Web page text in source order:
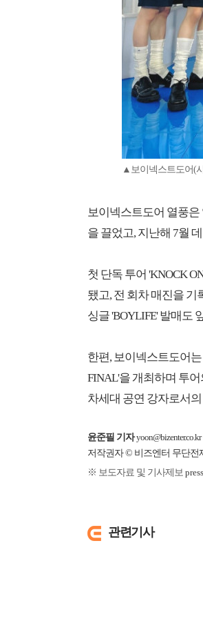
▲보이넥스트도어(
보이넥스트도어 열풍은
을 끌었고, 지난해 7월
첫 단독 투어 'KNOCK
됐고, 전 회차 매진을 기
싱글 'BOYLIFE' 발매도
한편, 보이넥스트도어는
FINAL'을 개최하며 투
차세대 공연 강자로서
윤준필 기자 yoon@bizenter.co.kr
저작권자 © 비즈엔터 무단전
※ 보도자료 및 기사제보
관련기사